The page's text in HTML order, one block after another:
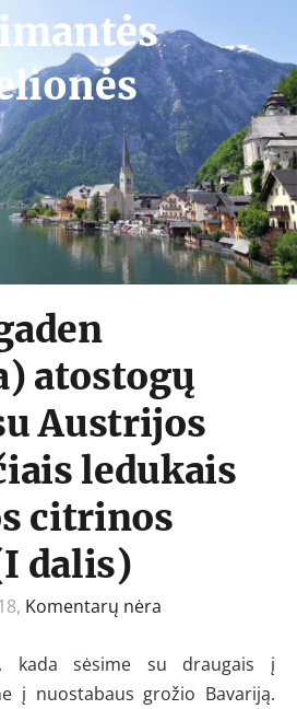
atostogų
Austrijos
ledukais
citrinos
dalis)
Komentarų nėra
kada sėsime su draugais į
į nuostabaus grožio Bavariją.